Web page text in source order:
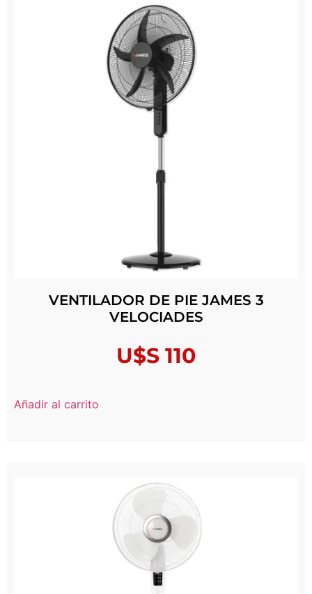
VENTILADOR DE PIE JAMES 3
VELOCIADES
U$S 110
Añadir al carrito